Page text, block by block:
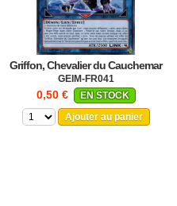
Griffon, Chevalier du Cauchemar
GEIM-FR041
0,50 €
EN STOCK
Ajouter au panier